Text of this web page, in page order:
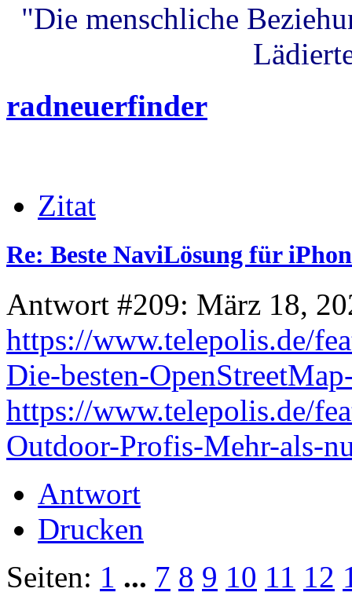
"Die menschliche
radneuerfinder
Zitat
Re: Beste NaviLösung für
Antwort #209: März 18,
https://www.telepolis.de/
Die-besten-
https://www.telepolis.de/
Outdoor-Profis-Mehr-als-
Antwort
Drucken
Seiten: 1 ... 7 8 9 10 11 12